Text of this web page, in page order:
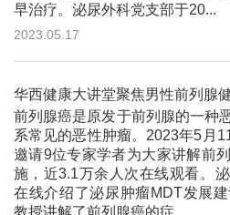
早治疗。泌尿外科党支部于20...
2023.05.17
华西健康大讲堂聚焦男性前列腺
前列腺癌是原发于前列腺的一种
系常见的恶性肿瘤。2023年5月
邀请9位专家学者为大家讲解前
施，近3.1万余人次在线观看。
在线介绍了泌尿肿瘤MDT发展
教授讲解了前列腺癌的症...